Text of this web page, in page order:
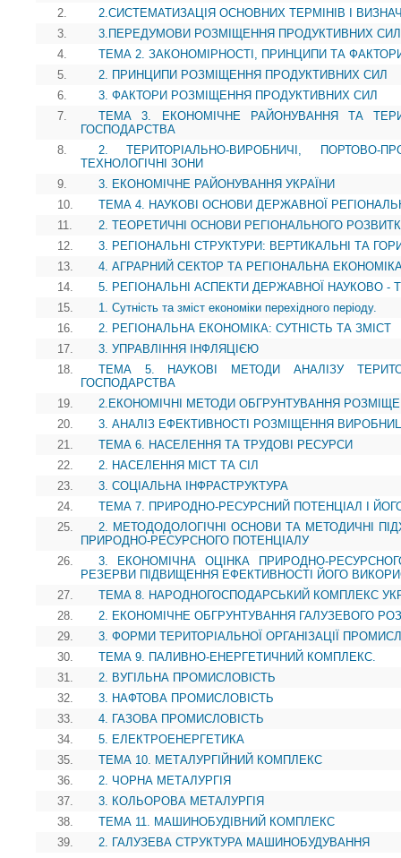
2.
2.СИСТЕМАТИЗАЦІЯ ОСНОВНИХ ТЕРМІНІВ І
3.
3.ПЕРЕДУМОВИ РОЗМІЩЕННЯ ПРОДУКТИВНИХ СИЛ
4.
ТЕМА 2. ЗАКОНОМІРНОСТІ, ПРИНЦИПИ ТА
5.
2. ПРИНЦИПИ РОЗМІЩЕННЯ ПРОДУКТИВНИХ СИЛ
6.
3. ФАКТОРИ РОЗМІЩЕННЯ ПРОДУКТИВНИХ СИЛ
7.
ТЕМА 3. ЕКОНОМІЧНЕ РАЙОНУВАННЯ ТА
ГОСПОДАРСТВА
8.
2. ТЕРИТОРІАЛЬНО-ВИРОБНИЧІ, ПОРТОВО-
ТЕХНОЛОГІЧНІ ЗОНИ
9.
3. ЕКОНОМІЧНЕ РАЙОНУВАННЯ УКРАЇНИ
10.
ТЕМА 4. НАУКОВІ ОСНОВИ ДЕРЖАВНОЇ
11.
2. ТЕОРЕТИЧНІ ОСНОВИ РЕГІОНАЛЬНОГО
12.
3. РЕГІОНАЛЬНІ СТРУКТУРИ: ВЕРТИКАЛЬНІ ТА
13.
4. АГРАРНИЙ СЕКТОР ТА РЕГІОНАЛЬНА
14.
5. РЕГІОНАЛЬНІ АСПЕКТИ ДЕРЖАВНОЇ НАУКОВО -
15.
1. Сутність та зміст економіки перехідного періоду.
16.
2. РЕГІОНАЛЬНА ЕКОНОМІКА: СУТНІСТЬ ТА ЗМІСТ
17.
3. УПРАВЛІННЯ ІНФЛЯЦІЄЮ
18.
ТЕМА 5. НАУКОВІ МЕТОДИ АНАЛІЗУ
ГОСПОДАРСТВА
19.
2.ЕКОНОМІЧНІ МЕТОДИ ОБГРУНТУВАННЯ
20.
3. АНАЛІЗ ЕФЕКТИВНОСТІ РОЗМІЩЕННЯ
21.
ТЕМА 6. НАСЕЛЕННЯ ТА ТРУДОВІ РЕСУРСИ
22.
2. НАСЕЛЕННЯ МІСТ ТА СІЛ
23.
3. СОЦІАЛЬНА ІНФРАСТРУКТУРА
24.
ТЕМА 7. ПРИРОДНО-РЕСУРСНИЙ ПОТЕНЦІАЛ І
25.
2. МЕТОДОДОЛОГІЧНІ ОСНОВИ ТА МЕТОДИЧНІ
ПРИРОДНО-РЕСУРСНОГО ПОТЕНЦІАЛУ
26.
3. ЕКОНОМІЧНА ОЦІНКА ПРИРОДНО-
РЕЗЕРВИ ПІДВИЩЕННЯ ЕФЕКТИВНОСТІ ЙОГО
27.
ТЕМА 8. НАРОДНОГОСПОДАРСЬКИЙ КОМПЛЕКС
28.
2. ЕКОНОМІЧНЕ ОБГРУНТУВАННЯ ГАЛУЗЕВОГО
29.
3. ФОРМИ ТЕРИТОРІАЛЬНОЇ ОРГАНІЗАЦІЇ
30.
ТЕМА 9. ПАЛИВНО-ЕНЕРГЕТИЧНИЙ КОМПЛЕКС.
31.
2. ВУГІЛЬНА ПРОМИСЛОВІСТЬ
32.
3. НАФТОВА ПРОМИСЛОВІСТЬ
33.
4. ГАЗОВА ПРОМИСЛОВІСТЬ
34.
5. ЕЛЕКТРОЕНЕРГЕТИКА
35.
ТЕМА 10. МЕТАЛУРГІЙНИЙ КОМПЛЕКС
36.
2. ЧОРНА МЕТАЛУРГІЯ
37.
3. КОЛЬОРОВА МЕТАЛУРГІЯ
38.
ТЕМА 11. МАШИНОБУДІВНИЙ КОМПЛЕКС
39.
2. ГАЛУЗЕВА СТРУКТУРА МАШИНОБУДУВАННЯ